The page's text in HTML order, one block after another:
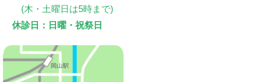
(木・土曜日は5時まで)
休診日：日曜・祝祭日